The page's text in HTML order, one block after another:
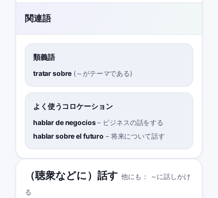
関連語
類義語
tratar sobre (～がテーマである)
よく使うコロケーション
hablar de negocios– ビジネスの話をする
hablar sobre el futuro – 将来について話す
（聴衆などに）話す 他にも：
～に話しかけ
る